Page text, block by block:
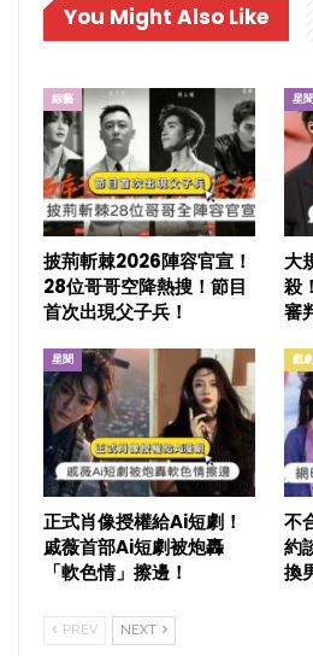
You Might Also Like
綜藝
披荊斬棘2026陣容官宣！
28位哥哥空降熱搜！節目
首次出現父子兵！
星聞
大
殺
審
星聞
正式肖像授權給Ai短劇！
戚薇首部Ai短劇被炮轟
「軟色情」擦邊！
戲劇
不
約
換
PREV NEXT